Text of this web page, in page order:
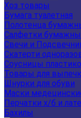
Хоз товары
Бумага туалетная
Полотенца
Салфетки
Свечи и
Скатерти
Соусницы
Товары для
Шнурки для обуви
Маски
Перчатки х/б и
Бахилы